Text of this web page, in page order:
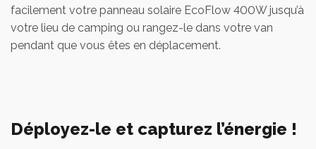
facilement votre panneau solaire EcoFlow 400W jusqu’à
votre lieu de camping ou rangez-le dans votre van
pendant que vous êtes en déplacement.
Déployez-le et capturez l’énergie !